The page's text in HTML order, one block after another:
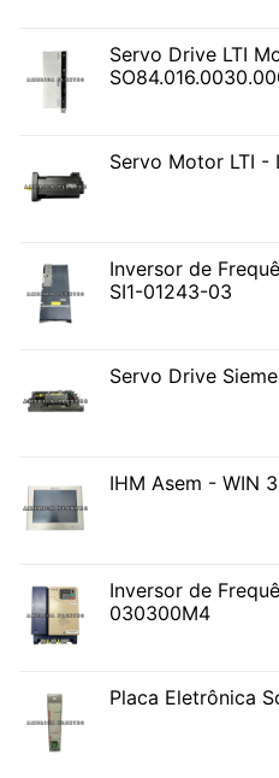
Servo Drive LTI
Servo Motor LTI
Inversor de
SI1-01243-03
Servo Drive
IHM Asem - WIN
Inversor de
030300M4
Placa Eletrônica